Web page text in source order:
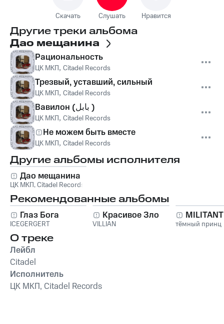
Скачать Слушать Нравится
Другие треки альбома
Дао мещанина
Рациональность
ЦК МКП, Citadel Records
Трезвый, уставший, сильный
ЦК МКП, Citadel Records
Вавилон (بابل )
ЦК МКП, Citadel Records
Не можем быть вместе
ЦК МКП, Citadel Records
Другие альбомы исполнителя
Дао мещанина
ЦК МКП,Citadel Records
Рекомендованные альбомы
Глаз Бога
ICEGERGERT
Красивое Зло
VILLIAN тёмный принц
О треке
Лейбл
Citadel
Исполнитель
ЦК МКП, Citadel Records